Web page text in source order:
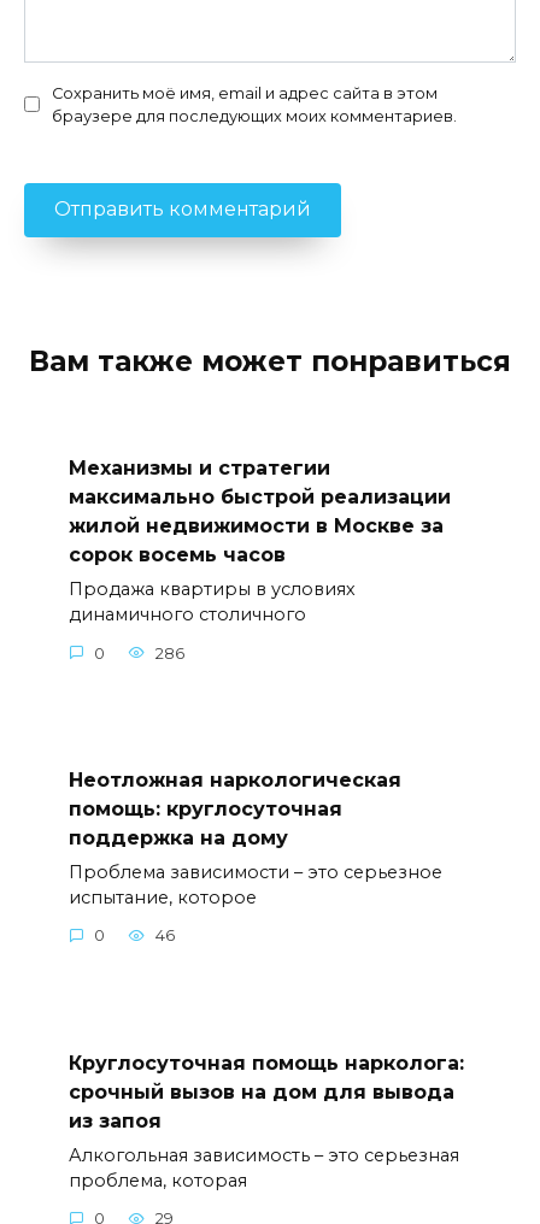
Сохранить моё имя, email и адрес сайта в этом
браузере для последующих моих комментариев.
Вам также может понравиться
Механизмы и стратегии
максимально быстрой реализации
жилой недвижимости в Москве за
сорок восемь часов
Продажа квартиры в условиях
динамичного столичного
0 286
Неотложная наркологическая
помощь: круглосуточная
поддержка на дому
Проблема зависимости – это серьезное
испытание, которое
0 46
Круглосуточная помощь нарколога:
срочный вызов на дом для вывода
из запоя
Алкогольная зависимость – это серьезная
проблема, которая
0 29